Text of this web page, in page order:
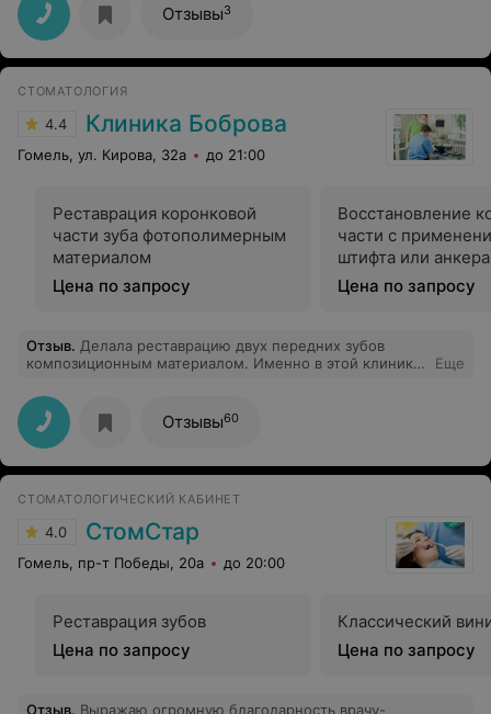
Отзывы3
СТОМАТОЛОГИЯ
4.4 Клиника Боброва
Гомель, ул. Кирова, 32а до 21:00
Реставрация коронковой
части зуба фотополимерным
материалом
Цена по запросу
Восстановление
части с
штифта или анкера
Цена по запросу
Отзыв. Делала реставрацию двух передних зубов
композиционным материалом. Именно в этой клинике
Недобоевой Екатерине за работу и результат.
Улыбаться стала чаще, да и следить за зубами стала
больше)
Еще
Отзывы60
СТОМАТОЛОГИЧЕСКИЙ КАБИНЕТ
4.0 СтомСтар
Гомель, пр-т Победы, 20а до 20:00
Реставрация зубов
Цена по запросу
Классический
Цена по запросу
Отзыв. Выражаю огромную благодарность врачу-